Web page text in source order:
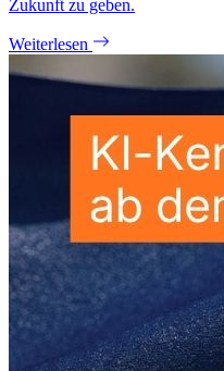
Zukunft zu geben.
Weiterlesen